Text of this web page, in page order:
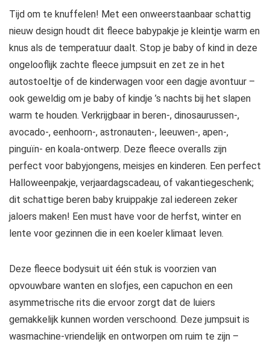
Tijd om te knuffelen! Met een onweerstaanbaar schattig
nieuw design houdt dit fleece babypakje je kleintje warm en
knus als de temperatuur daalt. Stop je baby of kind in deze
ongelooflijk zachte fleece jumpsuit en zet ze in het
autostoeltje of de kinderwagen voor een dagje avontuur –
ook geweldig om je baby of kindje ’s nachts bij het slapen
warm te houden. Verkrijgbaar in beren-, dinosaurussen-,
avocado-, eenhoorn-, astronauten-, leeuwen-, apen-,
pinguïn- en koala-ontwerp. Deze fleece overalls zijn
perfect voor babyjongens, meisjes en kinderen. Een perfect
Halloweenpakje, verjaardagscadeau, of vakantiegeschenk;
dit schattige beren baby kruippakje zal iedereen zeker
jaloers maken! Een must have voor de herfst, winter en
lente voor gezinnen die in een koeler klimaat leven.
Deze fleece bodysuit uit één stuk is voorzien van
opvouwbare wanten en slofjes, een capuchon en een
asymmetrische rits die ervoor zorgt dat de luiers
gemakkelijk kunnen worden verschoond. Deze jumpsuit is
wasmachine-vriendelijk en ontworpen om ruim te zijn –